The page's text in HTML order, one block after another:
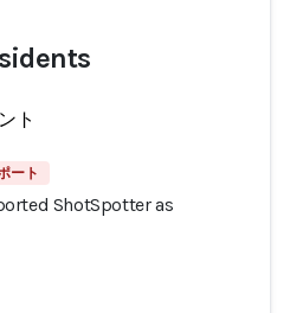
ト
ート
ShotSpotter as